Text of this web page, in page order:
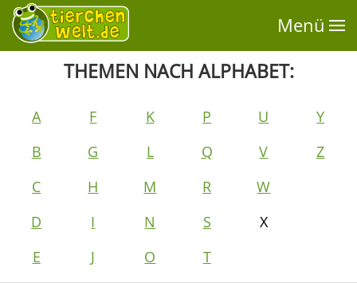
Menü
THEMEN NACH ALPHABET:
A
B
C
D
E
F
G
H
I
J
K
L
M
N
O
P
Q
R
S
T
U
V
W
X
Y
Z